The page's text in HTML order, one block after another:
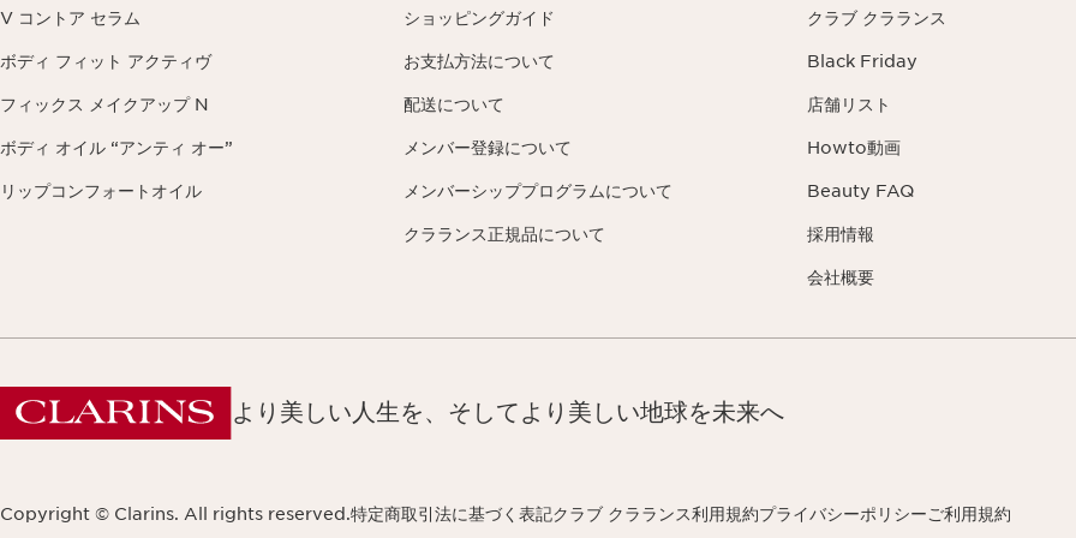
V コントア セラム
ボディ フィット アクティヴ
フィックス メイクアップ N
ボディ オイル “アンティ オー”
リップコンフォートオイル
ショッピングガイド
お支払方法について
配送について
メンバー登録について
メンバーシッププログラムについて
クラランス正規品について
クラブ クラランス
Black Friday
店舗リスト
Howto動画
Beauty FAQ
採用情報
会社概要
より美しい人生を、そしてより美しい地球を未来へ
Copyright © Clarins. All rights reserved.特定商取引法に基づく表記クラブ クラランス利用規約プライバシーポリシーご利用規約